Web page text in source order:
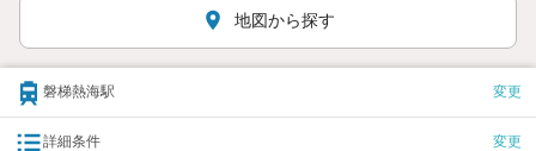
地図から探す
磐梯熱海駅 変更
詳細条件 変更